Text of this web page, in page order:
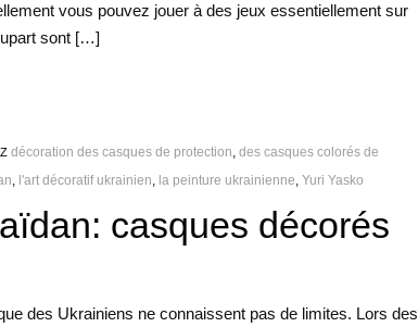
vous pouvez jouer à des jeux essentiellement sur
sont […]
décoration des casques de protection ,des casques colorés de
l'art décoratif ukrainien la peinture ukrainienne ,Yuri Yasko
casques décorés
des Ukrainiens ne connaissent pas de limites. Lors des